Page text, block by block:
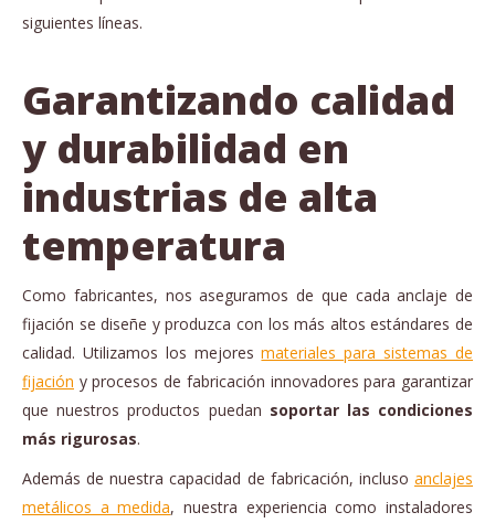
siguientes líneas.
Garantizando calidad
y durabilidad en
industrias de alta
temperatura
Como fabricantes, nos aseguramos de que cada anclaje de
fijación se diseñe y produzca con los más altos estándares de
calidad. Utilizamos los mejoresmateriales para sistemas de
fijación y procesos de fabricación innovadores para garantizar
que nuestros productos puedan soportar las condiciones
más rigurosas.
Además de nuestra capacidad de fabricación, incluso anclajes
metálicos a medida, nuestra experiencia como instaladores